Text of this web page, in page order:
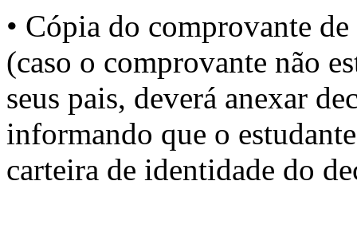
• Cópia do comprovante
(caso o comprovante não
seus pais, deverá anexar
informando que o
carteira de identidade do